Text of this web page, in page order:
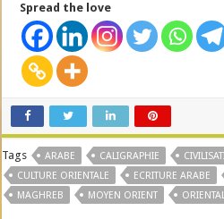
Spread the love
Tags ARABE CALIGRAPHIE
CULTURE ORIENTALE
ECRITURE ARABE
MAGHREB
MOYEN ORIENT